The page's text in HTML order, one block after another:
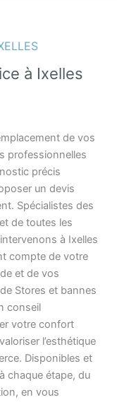
à Ixelles
de vos
professionnelles
précis
un devis
Spécialistes des
de toutes les
à Ixelles
compte de votre
et de vos
Stores et bannes
conseil
votre confort
l’esthétique
Disponibles et
chaque étape, du
en vous